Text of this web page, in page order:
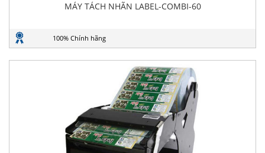
MÁY TÁCH NHÃN LABEL-COMBI-60
100% Chính hãng